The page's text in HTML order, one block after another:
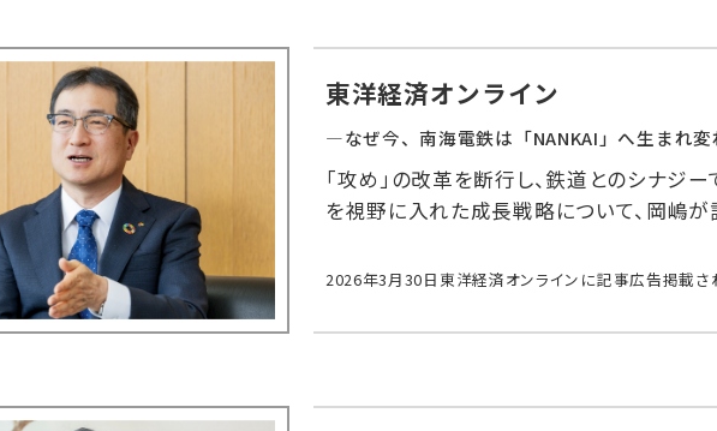
東洋経済オンライン
―なぜ今、南海電鉄は「NANKAI」へ生まれ
「攻め」の改革を断行し、鉄道とのシナジ
を視野に入れた成長戦略について、岡嶋が
2026年3月30日東洋経済オンラインに記事広告掲載さ